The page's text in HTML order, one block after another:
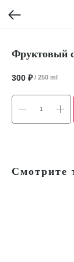
Фруктовый
300 ₽ / 250 ml
Смотрите